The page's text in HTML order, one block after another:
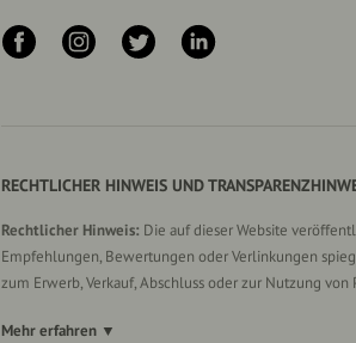
RECHTLICHER HINWEIS UND
Rechtlicher Hinweis: Die auf dieser Website
Empfehlungen, Bewertungen oder Verlinkungen
zum Erwerb, Verkauf, Abschluss oder zur Nutzung
Mehr erfahren ▼